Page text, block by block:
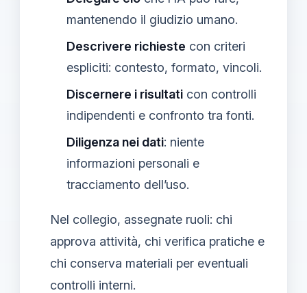
mantenendo il giudizio umano.
Descrivere richieste con criteri
espliciti: contesto, formato, vincoli.
Discernere i risultati con controlli
indipendenti e confronto tra fonti.
Diligenza nei dati: niente
informazioni personali e
tracciamento dell’uso.
Nel collegio, assegnate ruoli: chi
approva attività, chi verifica pratiche e
chi conserva materiali per eventuali
controlli interni.